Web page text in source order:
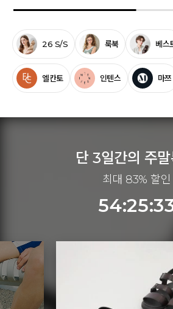
26 S/S 룩북 베스
엘칸토 인텐스 마쯔
단 3일간의 주
최대 83% 할인